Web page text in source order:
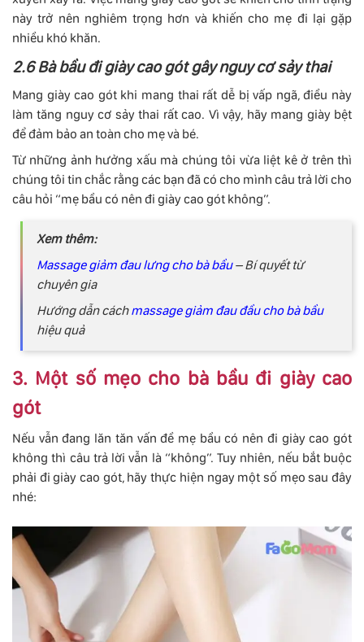
này trở nên nghiêm trọng hơn và khiến cho mẹ đi lại gặp
nhiều khó khăn.
2.6 Bà bầu đi giày cao gót gây nguy cơ sảy thai
Mang giày cao gót khi mang thai rất dễ bị vấp ngã, điều này
làm tăng nguy cơ sảy thai rất cao. Vì vậy, hãy mang giày bệt
để đảm bảo an toàn cho mẹ và bé.
Từ những ảnh hưởng xấu mà chúng tôi vừa liệt kê ở trên thì
chúng tôi tin chắc rằng các bạn đã có cho mình câu trả lời cho
câu hỏi “mẹ bầu có nên đi giày cao gót không”.
Xem thêm:
Massage giảm đau lưng cho bà bầu– Bí quyết từ
chuyên gia
Hướng dẫn cáchmassage giảm đau đầu cho bà bầu
hiệu quả
3. Một số mẹo cho bà bầu đi giày cao
gót
Nếu vẫn đang lăn tăn vấn đề mẹ bầu có nên đi giày cao gót
không thì câu trả lời vẫn là “không”. Tuy nhiên, nếu bắt buộc
phải đi giày cao gót, hãy thực hiện ngay một số mẹo sau đây
nhé: